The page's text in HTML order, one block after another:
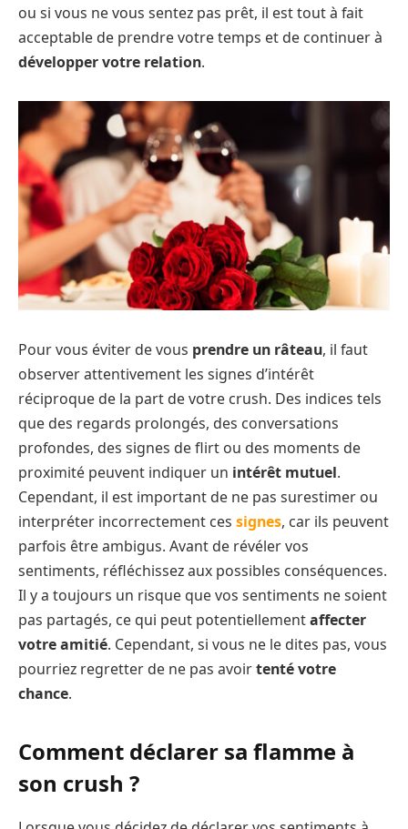
ou si vous ne vous sentez pas prêt, il est tout à fait
acceptable de prendre votre temps et de continuer à
développer votre relation.
Pour vous éviter de vous prendre un râteau, il faut
observer attentivement les signes d’intérêt
réciproque de la part de votre crush. Des indices tels
que des regards prolongés, des conversations
profondes, des signes de flirt ou des moments de
proximité peuvent indiquer un intérêt mutuel.
Cependant, il est important de ne pas surestimer ou
interpréter incorrectement ces signes, car ils peuvent
parfois être ambigus. Avant de révéler vos
sentiments, réfléchissez aux possibles conséquences.
Il y a toujours un risque que vos sentiments ne soient
pas partagés, ce qui peut potentiellementaffecter
votre amitié. Cependant, si vous ne le dites pas, vous
pourriez regretter de ne pas avoirtenté votre
chance.
Comment déclarer sa flamme à
son crush ?